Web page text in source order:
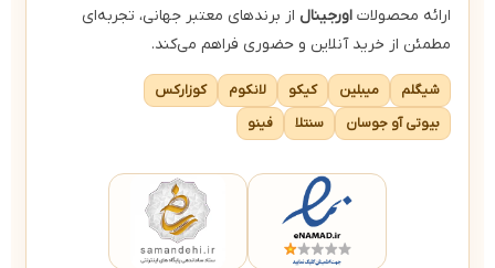
ارائه محصولات اورجینال از برندهای معتبر جهانی، تجربه‌ای
مطمئن از خرید آنلاین و حضوری فراهم می‌کند.
شیگلم میبلین کیکو لانکوم
کوزارکس
بیوتی آو جوسان
سنتلا فینو